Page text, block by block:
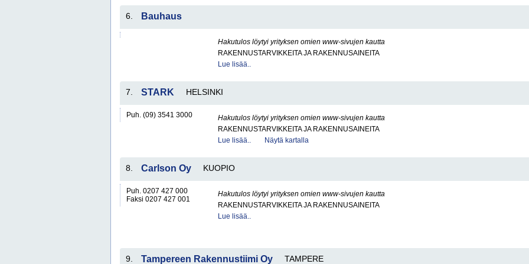
6. Bauhaus
Hakutulos löytyi yrityksen omien www-sivujen kautta
RAKENNUSTARVIKKEITA JA RAKENNUSAINEITA
Lue lisää..
7. STARK HELSINKI
Puh. (09) 3541 3000
Hakutulos löytyi yrityksen omien www-sivujen kautta
RAKENNUSTARVIKKEITA JA RAKENNUSAINEITA
Lue lisää..
Näytä kartalla
8. Carlson Oy KUOPIO
Puh. 0207 427 000
Faksi 0207 427 001
Hakutulos löytyi yrityksen omien www-sivujen kautta
RAKENNUSTARVIKKEITA JA RAKENNUSAINEITA
Lue lisää..
9. Tampereen Rakennustiimi Oy TAMPERE